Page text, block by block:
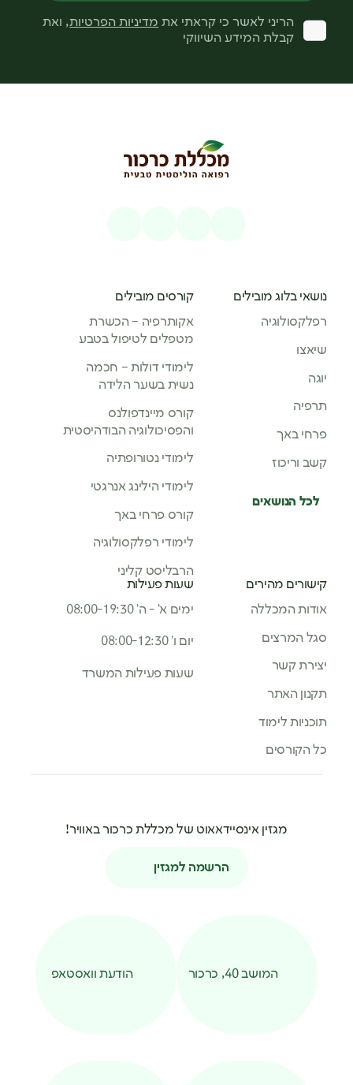
הריני לאשר כי קראתי את מדיניות הפרטיות, ואת
קבלת המידע השיווקי
נושאי בלוג מובילים
רפלקסולוגיה
שיאצו
יוגה
תרפיה
פרחי באך
קשב וריכוז
לכל הנושאים
קורסים מובילים
אקותרפיה – הכשרת
מטפלים לטיפול בטבע
לימודי דולות – חכמה
נשית בשער הלידה
קורס מיינדפולנס
והפסיכולוגיה הבודהיסטית
לימודי נטורופתיה
לימודי הילינג אנרגטי
קורס פרחי באך
לימודי רפלקסולוגיה
הרבליסט קליני
קישורים מהירים
אודות המכללה
סגל המרצים
יצירת קשר
תקנון האתר
תוכניות לימוד
כל הקורסים
שעות פעילות
ימים א’ - ה’ 08:00-19:30
יום ו’ 08:00-12:30
שעות פעילות המשרד
מגזין אינסיידאאוט של מכללת כרכור באוויר!
הרשמה למגזין
המושב 40, כרכור הודעת וואסטאפ